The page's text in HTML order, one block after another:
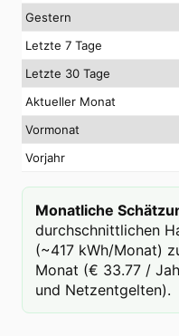
Gestern
Letzte 7 Tage
Letzte 30 Tage
Aktueller Monat
Vormonat
Vorjahr
Monatliche
durchschnittlichen
(~417 kWh/Monat)
Monat (€ 33.77 /
und Netzentgelten).